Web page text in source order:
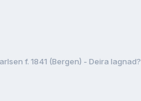
f. 1841 (Bergen) - Deira lagnad?